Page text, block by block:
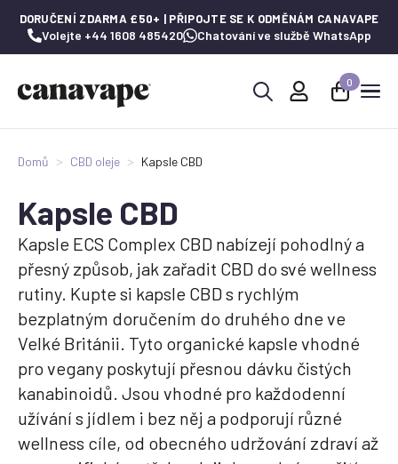
DORUČENÍ ZDARMA £50+ | PŘIPOJTE SE K ODMĚNÁM CANAVAPE
Volejte +44 1608 485420 Chatování ve službě WhatsApp
0
Domů CBD oleje Kapsle CBD
Kapsle CBD
Kapsle ECS Complex CBD nabízejí pohodlný a
přesný způsob, jak zařadit CBD do své wellness
rutiny. Kupte si kapsle CBD s rychlým
bezplatným doručením do druhého dne ve
Velké Británii. Tyto organické kapsle vhodné
pro vegany poskytují přesnou dávku čistých
kanabinoidů. Jsou vhodné pro každodenní
užívání s jídlem i bez něj a podporují různé
wellness cíle, od obecného udržování zdraví až